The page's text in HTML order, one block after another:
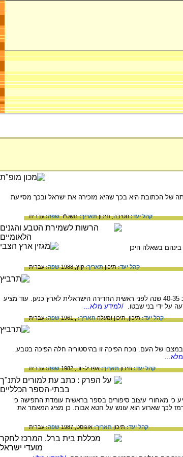
כנען. חשיבותה של הכתובת היא בכך שהיא מזכירה את ישראל ובכך מסייעת
קהל יעד:חטיבה,תיכוןתאריך:תשס"דשפה:עברית
בשאלה היכן
קהל יעד:תיכוןתאריך:קיץ, 1988 שפה:עברית
המאמר משער כי יציאת מצרים התרחשה בשנותיו הראשונות של פרעה אח'נאתון (ראשית שנות החמישים למאה הי"ד לפסה"נ) כ 40-35 שנה לפני ראשית החדירה הישראלית לארץ כנען. עוד מציע
על ידי בני שבטו.
/למידע מלא...
קהל יעד:תיכון,תיכון ומעלהתאריך:, 1961 שפה:עברית
של העם. נוכח הפיכה זו בהיסטוריה חלה הפיכה בטבע.
קהל יעד:תיכוןתאריך:אפריל-יוני, 1982 שפה:עברית
כי מאחורי עיצוב סיפורים בספר בראשית עומדת התפישה כי
לכך שארוע הוא עונש על חטא אבות. כן מציג המאמר את
קהל יעד:תיכוןתאריך:אוגוסט, 1987 שפה:עברית